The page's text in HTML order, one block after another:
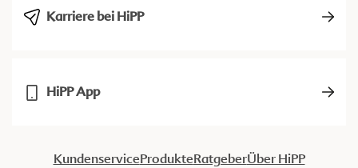
Karriere bei HiPP
HiPP App
KundenserviceProdukteRatgeberÜber HiPP